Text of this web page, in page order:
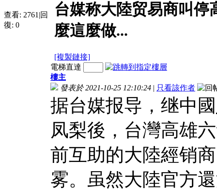
查看: 2761 |回
復: 0
台媒称大陸贸易商叫停
麼這麼做...
[複製鏈接]
電梯直達
樓主
發表於 2021-10-25 12:10:24 | 只看該作者
据台媒报导，继中國
凤梨後，台灣高雄
前互助的大陸經销
雾。虽然大陸官方